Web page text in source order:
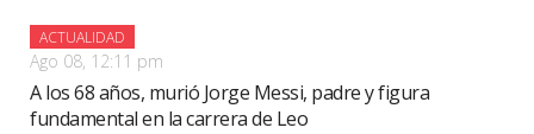
ACTUALIDAD
Ago 08, 12:11 pm
A los 68 años, murió Jorge Messi, padre y figura
fundamental en la carrera de Leo